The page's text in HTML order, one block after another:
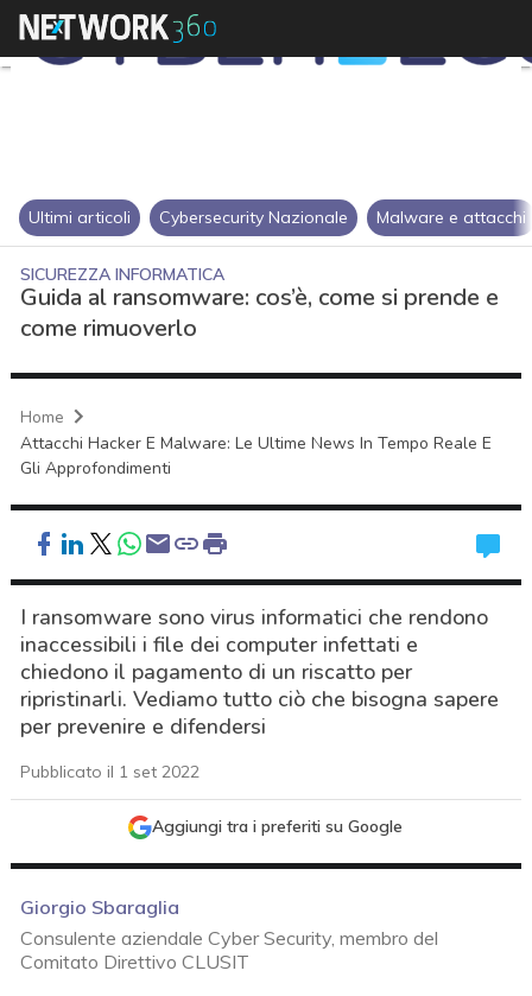
Ultimi articoli Cybersecurity Nazionale Malware e attacchi
SICUREZZA INFORMATICA
Guida al ransomware: cos’è, come si prende e
come rimuoverlo
Home
Attacchi Hacker E Malware: Le Ultime News In Tempo Reale E
Gli Approfondimenti
I ransomware sono virus informatici che rendono
inaccessibili i file dei computer infettati e
chiedono il pagamento di un riscatto per
ripristinarli. Vediamo tutto ciò che bisogna sapere
per prevenire e difendersi
Pubblicato il 1 set 2022
Aggiungi tra i preferiti su Google
Giorgio Sbaraglia
Consulente aziendale Cyber Security, membro del
Comitato Direttivo CLUSIT